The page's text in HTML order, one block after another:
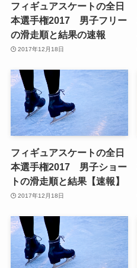
フィギュアスケートの全日
本選手権2017 男子フリー
の滑走順と結果の速報
2017年12月18日
フィギュアスケートの全日
本選手権2017 男子ショー
トの滑走順と結果【速報】
2017年12月18日